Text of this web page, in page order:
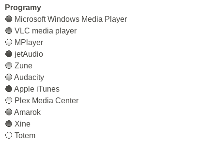
Programy
🔵 Microsoft Windows Media Player
🔵 VLC media player
🔵 MPlayer
🔵 jetAudio
🔵 Zune
🔵 Audacity
🔵 Apple iTunes
🔵 Plex Media Center
🔵 Amarok
🔵 Xine
🔵 Totem